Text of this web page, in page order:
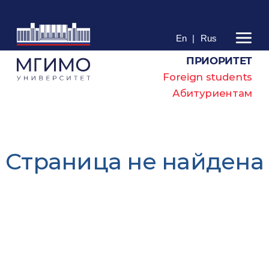
En | Rus
ПРИОРИТЕТ
Foreign students
Абитуриентам
Cтраница не найдена